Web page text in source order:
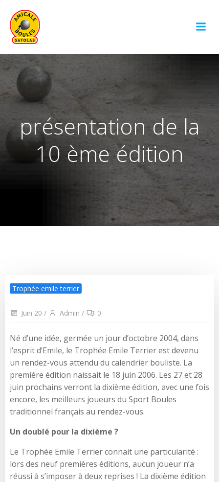
présentation de la
10 ème édition
Trophée emile terrier
Juin 20 / Admin / 0
Né d’une idée, germée un jour d’octobre 2004, dans
l’esprit d’Emile, le Trophée Emile Terrier est devenu
un rendez-vous attendu du calendrier bouliste. La
première édition naissait le 18 juin 2006. Les 27 et 28
juin prochains verront la dixième édition, avec une fois
encore, les meilleurs joueurs du Sport Boules
traditionnel français au rendez-vous.
Un doublé pour la dixième ?
Le Trophée Emile Terrier connait une particularité :
lors des neuf premières éditions, aucun joueur n’a
réussi à s’imposer à deux reprises ! La dixième édition